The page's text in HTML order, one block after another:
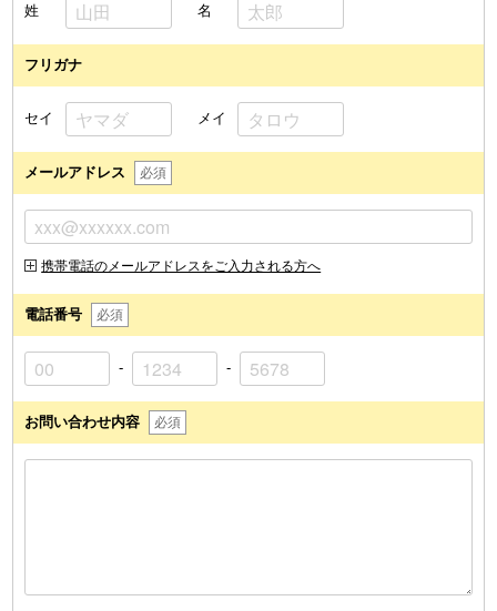
姓 名
フリガナ
セイ メイ
メールアドレス 必須
携帯電話のメールアドレスをご入力される方へ
電話番号 必須
- -
お問い合わせ内容 必須